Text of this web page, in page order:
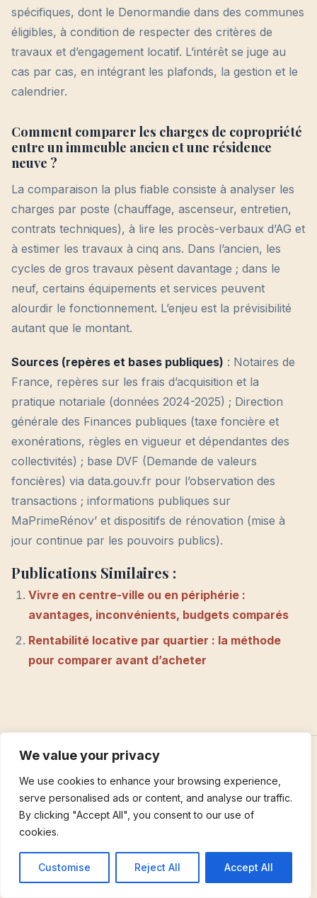
We value your privacy
We use cookies to enhance your browsing experience,
serve personalised ads or content, and analyse our traffic.
By clicking "Accept All", you consent to our use of
cookies.
Customise Reject All Accept All
spécifiques, dont le Denormandie dans des communes
éligibles, à condition de respecter des critères de
travaux et d’engagement locatif. L’intérêt se juge au
cas par cas, en intégrant les plafonds, la gestion et le
calendrier.
Comment comparer les charges de copropriété
entre un immeuble ancien et une résidence
neuve ?
La comparaison la plus fiable consiste à analyser les
charges par poste (chauffage, ascenseur, entretien,
contrats techniques), à lire les procès-verbaux d’AG et
à estimer les travaux à cinq ans. Dans l’ancien, les
cycles de gros travaux pèsent davantage ; dans le
neuf, certains équipements et services peuvent
alourdir le fonctionnement. L’enjeu est la prévisibilité
autant que le montant.
Sources (repères et bases publiques) : Notaires de
France, repères sur les frais d’acquisition et la
pratique notariale (données 2024-2025) ; Direction
générale des Finances publiques (taxe foncière et
exonérations, règles en vigueur et dépendantes des
collectivités) ; base DVF (Demande de valeurs
foncières) via data.gouv.fr pour l’observation des
transactions ; informations publiques sur
MaPrimeRénov’ et dispositifs de rénovation (mise à
jour continue par les pouvoirs publics).
Publications Similaires :
Vivre en centre-ville ou en périphérie :
avantages, inconvénients, budgets comparés
Rentabilité locative par quartier : la méthode
pour comparer avant d’acheter
← ARTICLE PRÉCÉDENT
Rentabilité locative par quartier : la méthode
pour comparer avant d’acheter